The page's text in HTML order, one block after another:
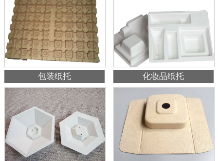
包装纸托 化妆品纸托